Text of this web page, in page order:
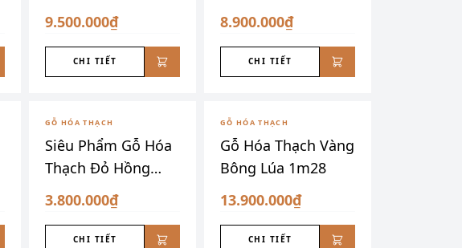
Kim Dáng Núi
9.500.000₫
CHI TIẾT
Nu VIP
8.900.000₫
CHI TIẾT
GỖ HÓA THẠCH
Siêu Phẩm Gỗ Hóa
Thạch Đỏ Hồng
Đen VIP
3.800.000₫
CHI TIẾT
GỖ HÓA THẠCH
Gỗ Hóa Thạch Vàng
Bông Lúa 1m28
13.900.000₫
CHI TIẾT